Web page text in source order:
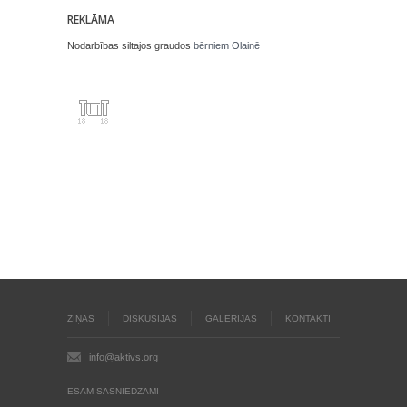
REKLĀMA
Nodarbības siltajos graudos bērniem Olainē
ZIŅAS DISKUSIJAS GALERIJAS KONTAKTI
info@aktivs.org
ESAM SASNIEDZAMI